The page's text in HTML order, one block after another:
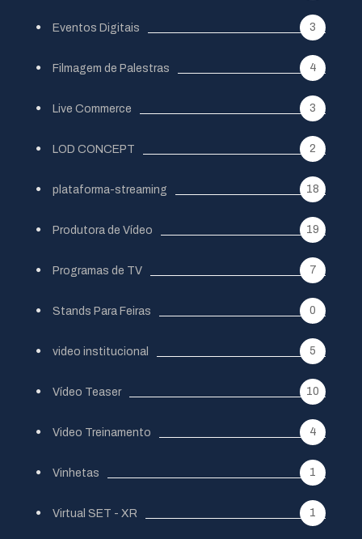
Eventos Digitais 3
Filmagem de Palestras 4
Live Commerce 3
LOD CONCEPT 2
plataforma-streaming 18
Produtora de Vídeo 19
Programas de TV 7
Stands Para Feiras 0
video institucional 5
Vídeo Teaser 10
Video Treinamento 4
Vinhetas 1
Virtual SET - XR 1